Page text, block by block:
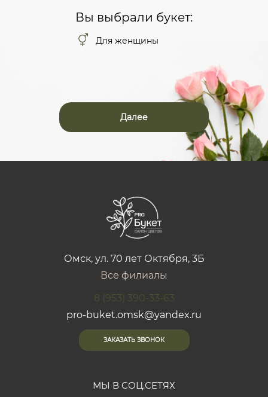
Вы выбрали букет:
Для женщины
Далее
Омск, ул. 70 лет Октября, 3Б
Все филиалы
8 (953) 390-33-63
pro-buket.omsk@yandex.ru
ЗАКАЗАТЬ ЗВОНОК
МЫ В СОЦ.СЕТЯХ